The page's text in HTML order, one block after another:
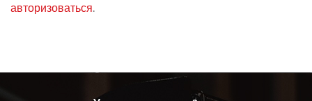
авторизоваться